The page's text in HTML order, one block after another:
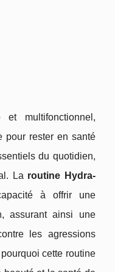
multifonctionnel,
pour rester en santé
du quotidien,
La routine Hydra-
à offrir une
assurant ainsi une
les agressions
cette routine